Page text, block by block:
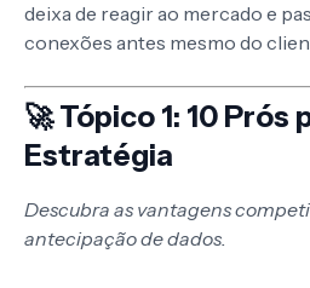
deixa de reagir ao mercado e
conexões antes mesmo do
🚀 Tópico 1: 10 Prós
Estratégia
Descubra as vantagens
antecipação de dados.